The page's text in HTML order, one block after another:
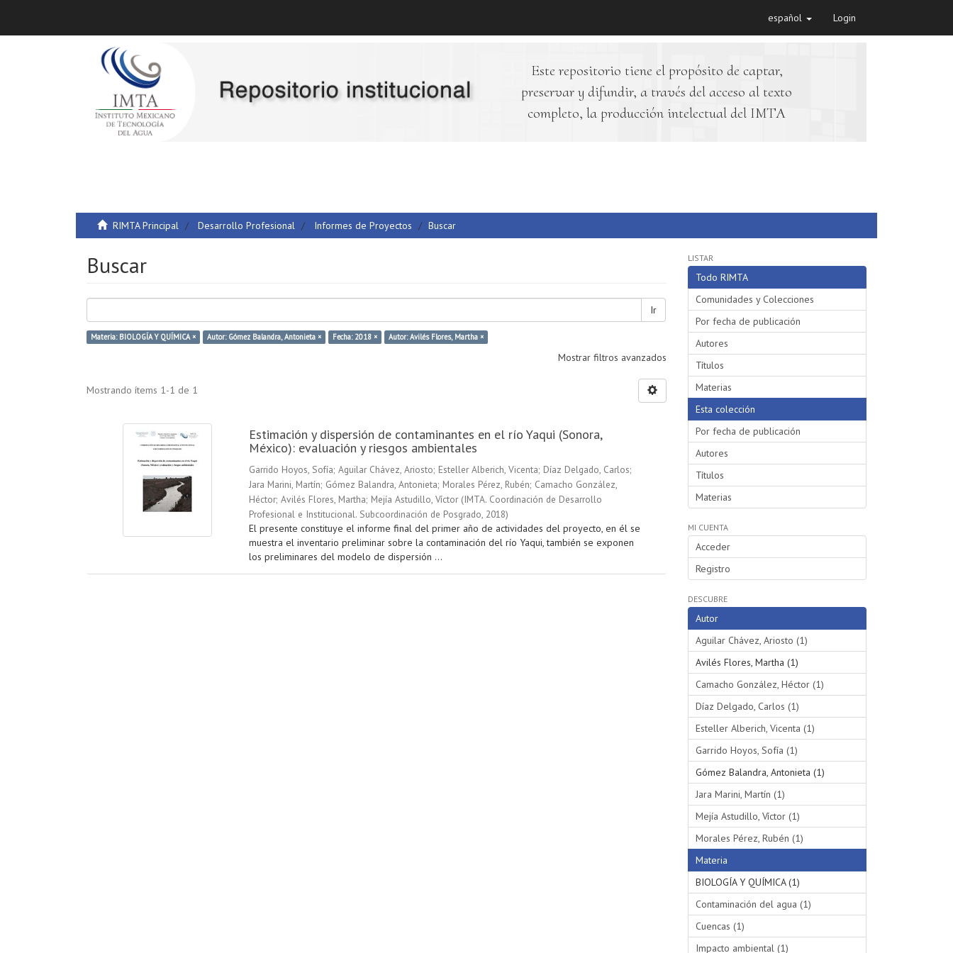
español Login
Este repositorio tiene el propósito de captar,
preservar y difundir, a través del acceso al texto
completo, la producción intelectual del IMTA
RIMTA Principal Desarrollo Profesional Informes de Proyectos Buscar
Buscar
Ir
Materia: BIOLOGÍA Y QUÍMICA × Autor: Gómez Balandra, Antonieta × Fecha: 2018 × Autor: Avilés Flores, Martha ×
Mostrar filtros avanzados
Mostrando ítems 1-1 de 1
Estimación y dispersión de contaminantes en el río Yaqui (Sonora,
México): evaluación y riesgos ambientales
Garrido Hoyos, Sofía; Aguilar Chávez, Ariosto; Esteller Alberich, Vicenta; Díaz Delgado, Carlos;
Jara Marini, Martín; Gómez Balandra, Antonieta; Morales Pérez, Rubén; Camacho González,
Héctor; Avilés Flores, Martha; Mejía Astudillo, Víctor (IMTA. Coordinación de Desarrollo
Profesional e Institucional. Subcoordinación de Posgrado, 2018)
El presente constituye el informe final del primer año de actividades del proyecto, en él se
muestra el inventario preliminar sobre la contaminación del río Yaqui, también se exponen
los preliminares del modelo de dispersión ...
LISTAR
Todo RIMTA
Comunidades y Colecciones
Por fecha de publicación
Autores
Títulos
Materias
Esta colección
Por fecha de publicación
Autores
Títulos
Materias
MI CUENTA
Acceder
Registro
DESCUBRE
Autor
Aguilar Chávez, Ariosto (1)
Avilés Flores, Martha (1)
Camacho González, Héctor (1)
Díaz Delgado, Carlos (1)
Esteller Alberich, Vicenta (1)
Garrido Hoyos, Sofía (1)
Gómez Balandra, Antonieta (1)
Jara Marini, Martín (1)
Mejía Astudillo, Víctor (1)
Morales Pérez, Rubén (1)
Materia
BIOLOGÍA Y QUÍMICA (1)
Contaminación del agua (1)
Cuencas (1)
Impacto ambiental (1)